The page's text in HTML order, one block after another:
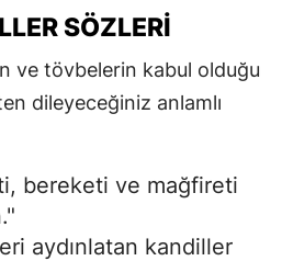
SÖZLERI
ve tövbelerin kabul olduğu
dileyeceğiniz anlamlı
bereketi ve mağfireti
aydınlatan kandiller